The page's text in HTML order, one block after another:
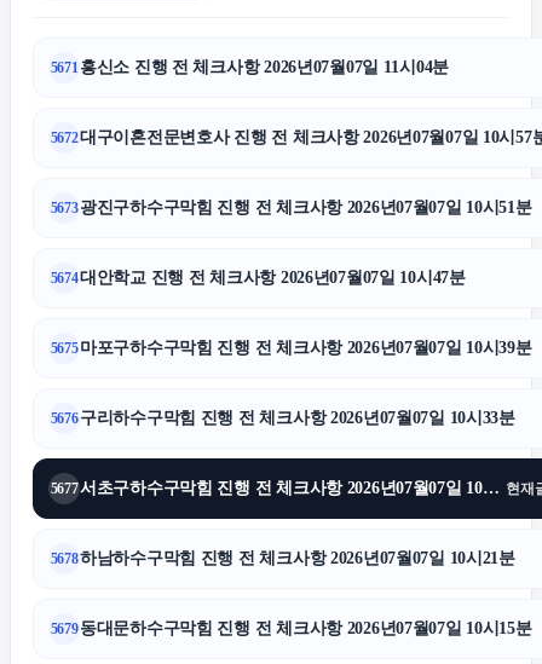
인스타 좋아요 늘리기
트립닷컴 할인코드
용인이혼변호사
상간녀소송
5671 흥신소 진행 전 체크사항 2026년07월07일 11시04분
5672대구이혼전문변호사 진행 전 체크사항 2026년07월07일 10시57
5673광진구하수구막힘 진행 전 체크사항 2026년07월07일 10시51분
5674대안학교 진행 전 체크사항 2026년07월07일 10시47분
5675마포구하수구막힘 진행 전 체크사항 2026년07월07일 10시39분
5676구리하수구막힘 진행 전 체크사항 2026년07월07일 10시33분
5677 서초구하수구막힘 진행 전 체크사항 2026년07월07일 10시27분 현재
5678하남하수구막힘 진행 전 체크사항 2026년07월07일 10시21분
5679동대문하수구막힘 진행 전 체크사항 2026년07월07일 10시15분